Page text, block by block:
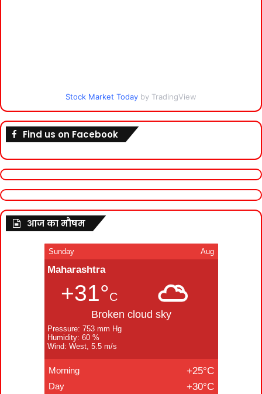
Stock Market Today by TradingView
Find us on Facebook
आज का मौषम
Sunday Aug
Maharashtra
+31°C
Broken cloud sky
Pressure: 753 mm Hg
Humidity: 60 %
Wind: West, 5.5 m/s
Morning +25°C
Day +30°C